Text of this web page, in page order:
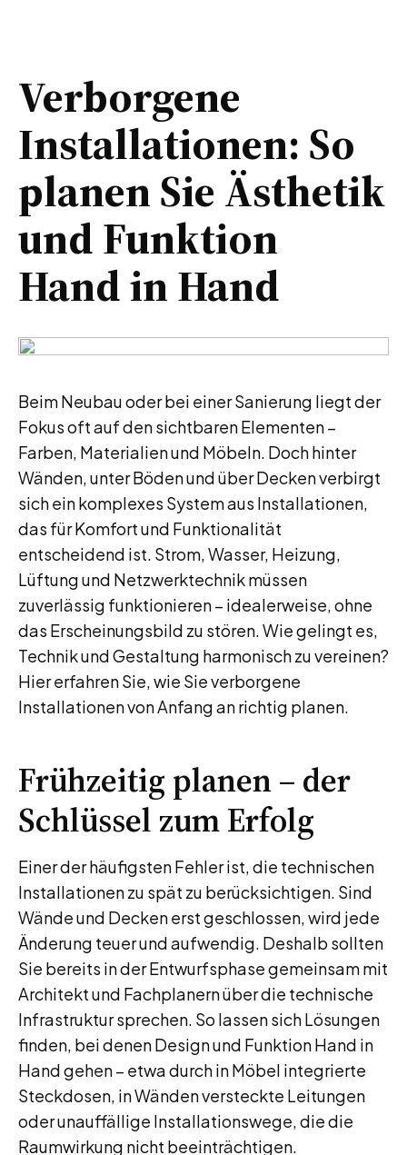
Verborgene
Installationen: So
planen Sie Ästhetik
und Funktion
Hand in Hand
Beim Neubau oder bei einer Sanierung liegt der
Fokus oft auf den sichtbaren Elementen –
Farben, Materialien und Möbeln. Doch hinter
Wänden, unter Böden und über Decken verbirgt
sich ein komplexes System aus Installationen,
das für Komfort und Funktionalität
entscheidend ist. Strom, Wasser, Heizung,
Lüftung und Netzwerktechnik müssen
zuverlässig funktionieren – idealerweise, ohne
das Erscheinungsbild zu stören. Wie gelingt es,
Technik und Gestaltung harmonisch zu vereinen?
Hier erfahren Sie, wie Sie verborgene
Installationen von Anfang an richtig planen.
Frühzeitig planen – der
Schlüssel zum Erfolg
Einer der häufigsten Fehler ist, die technischen
Installationen zu spät zu berücksichtigen. Sind
Wände und Decken erst geschlossen, wird jede
Änderung teuer und aufwendig. Deshalb sollten
Sie bereits in der Entwurfsphase gemeinsam mit
Architekt und Fachplanern über die technische
Infrastruktur sprechen. So lassen sich Lösungen
finden, bei denen Design und Funktion Hand in
Hand gehen – etwa durch in Möbel integrierte
Steckdosen, in Wänden versteckte Leitungen
oder unauffällige Installationswege, die die
Raumwirkung nicht beeinträchtigen.